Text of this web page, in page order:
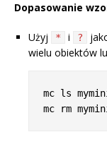
Dopasowanie
Użyj * i ?
wielu obiektów
mc ls